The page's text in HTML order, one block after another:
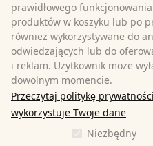
Sleezzz GmbH
Grebbener Str. 7
52525 Heinsberg
Niemcy
E-Mail:customer-
Wszystkie ceny zawierają
prawidłowego
produktów w koszyku lub po
również wykorzystywane do
odwiedzających lub do
i reklam. Użytkownik może
dowolnym momencie.
Przeczytaj politykę prywatności
wykorzystuje Twoje dane
Niezbędny